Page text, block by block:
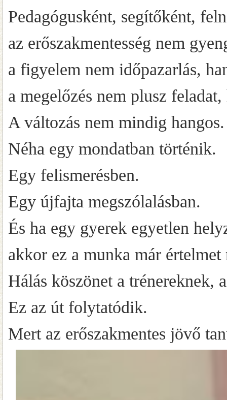
Pedagógusként, segítőként,
az erőszakmentesség nem
a figyelem nem időpazarlás,
a megelőzés nem plusz
A változás nem mindig hangos.
Néha egy mondatban történik.
Egy felismerésben.
Egy újfajta megszólalásban.
És ha egy gyerek egyetlen
akkor ez a munka már értelmet
Hálás köszönet a trénereknek,
Ez az út folytatódik.
Mert az erőszakmentes jövő